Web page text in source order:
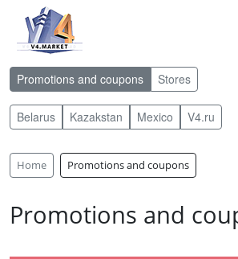
Promotions and coupons Stores
Belarus Kazakstan Mexico V4.ru
Home Promotions and coupons
Promotions and